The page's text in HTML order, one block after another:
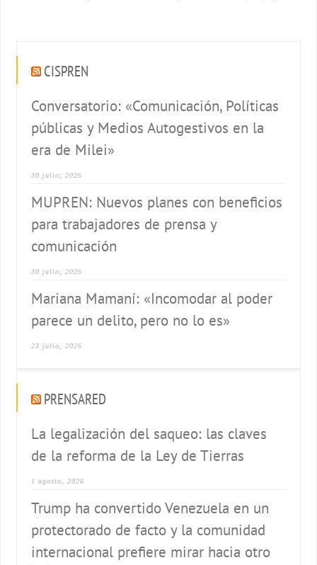
CISPREN
Conversatorio: «Comunicación, Políticas
públicas y Medios Autogestivos en la
era de Milei»
30 julio, 2026
MUPREN: Nuevos planes con beneficios
para trabajadores de prensa y
comunicación
30 julio, 2026
Mariana Mamaní: «Incomodar al poder
parece un delito, pero no lo es»
23 julio, 2026
PRENSARED
La legalización del saqueo: las claves
de la reforma de la Ley de Tierras
1 agosto, 2026
Trump ha convertido Venezuela en un
protectorado de facto y la comunidad
internacional prefiere mirar hacia otro